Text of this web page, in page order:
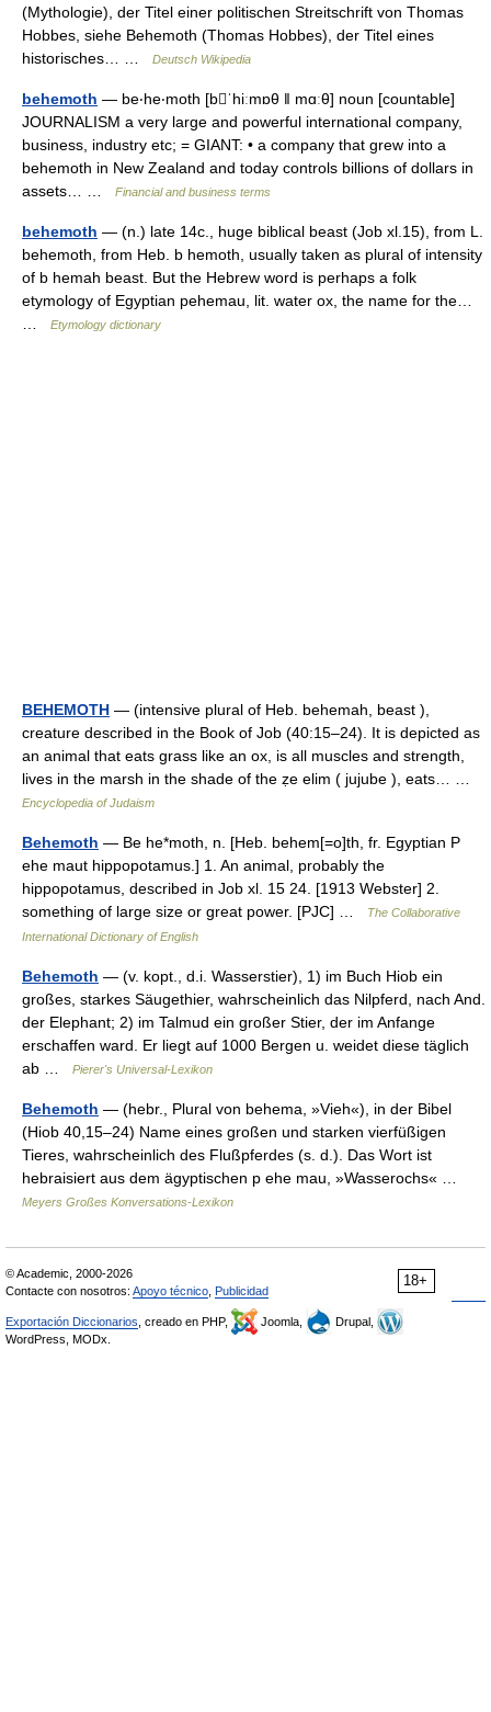
(Mythologie), der Titel einer politischen Streitschrift von Thomas
Hobbes, siehe Behemoth (Thomas Hobbes), der Titel eines
historisches… …
Deutsch Wikipedia
behemoth — be‧he‧moth [bˈhiːmɒθ ǁ mɑːθ] noun [countable]
JOURNALISM a very large and powerful international company,
business, industry etc; = GIANT: • a company that grew into a
behemoth in New Zealand and today controls billions of dollars in
assets… …
Financial and business terms
behemoth — (n.) late 14c., huge biblical beast (Job xl.15), from L.
behemoth, from Heb. b hemoth, usually taken as plural of intensity
of b hemah beast. But the Hebrew word is perhaps a folk
etymology of Egyptian pehemau, lit. water ox, the name for the…
Etymology dictionary
BEHEMOTH — (intensive plural of Heb. behemah, beast ),
creature described in the Book of Job (40:15–24). It is depicted as
an animal that eats grass like an ox, is all muscles and strength,
lives in the marsh in the shade of the ẓe elim ( jujube ), eats… …
Encyclopedia of Judaism
Behemoth — Be he*moth, n. [Heb. behem[=o]th, fr. Egyptian P
ehe maut hippopotamus.] 1. An animal, probably the
hippopotamus, described in Job xl. 15 24. [1913 Webster] 2.
something of large size or great power. [PJC] …
The Collaborative
International Dictionary of English
Behemoth — (v. kopt., d.i. Wasserstier), 1) im Buch Hiob ein
großes, starkes Säugethier, wahrscheinlich das Nilpferd, nach And.
der Elephant; 2) im Talmud ein großer Stier, der im Anfange
erschaffen ward. Er liegt auf 1000 Bergen u. weidet diese täglich
ab …
Pierer's Universal-Lexikon
Behemoth — (hebr., Plural von behema, »Vieh«), in der Bibel
(Hiob 40,15–24) Name eines großen und starken vierfüßigen
Tieres, wahrscheinlich des Flußpferdes (s. d.). Das Wort ist
hebraisiert aus dem ägyptischen p ehe mau, »Wasserochs« …
Meyers Großes Konversations-Lexikon
18+
© Academic, 2000-2026
Contacte con nosotros: Apoyo técnico Publicidad
Exportación Diccionarios , creado en PHP, Joomla,
Drupal,
WordPress, MODx.